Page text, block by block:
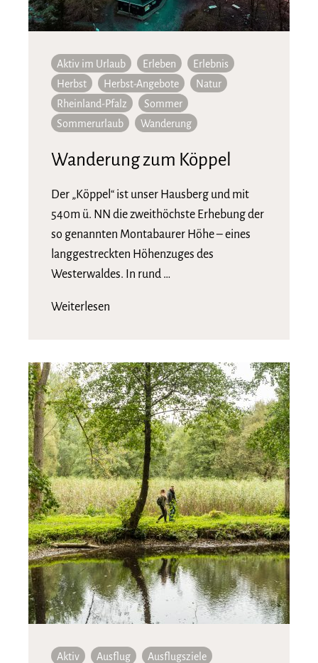
Aktiv im Urlaub Erleben
Erlebnis
Herbst
Herbst-Angebote
Natur
Rheinland-Pfalz
Sommer
Sommerurlaub
Wanderung
Wanderung zum Köppel
Der „Köppel“ ist unser Hausberg und mit
540m ü. NN die zweithöchste Erhebung der
so genannten Montabaurer Höhe – eines
langgestreckten Höhenzuges des
Westerwaldes. In rund …
Weiterlesen
Aktiv Ausflug
Ausflugsziele